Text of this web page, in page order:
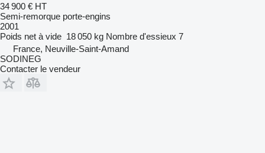
34 900 € HT
Semi-remorque porte-engins
2001
Poids net à vide 18 050 kg Nombre d'essieux 7
France, Neuville-Saint-Amand
SODINEG
Contacter le vendeur